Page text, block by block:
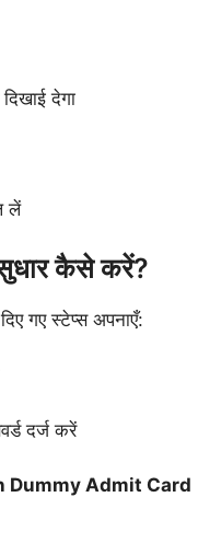
देगा
लें
कैसे करें?
गए स्टेप्स अपनाएँ:
दर्ज करें
Dummy Admit Card